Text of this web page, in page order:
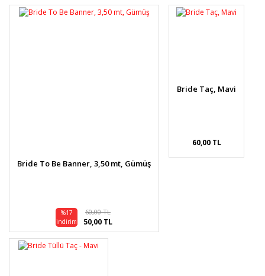
Bride To Be Banner, 3,50 mt, Gümüş
%17
indirim
60,00 TL
50,00 TL
Bride Taç, Mavi
60,00 TL